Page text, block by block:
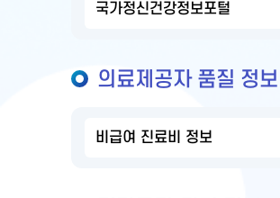
국가정신건강정보포털
의료제공자 품질 정보
비급여 진료비 정보